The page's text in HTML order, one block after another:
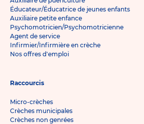
Éducateur/Éducatrice de jeunes enfants
Auxiliaire petite enfance
Psychomotricien/Psychomotricienne
Agent de service
Infirmier/Infirmière en crèche
Nos offres d'emploi
Raccourcis
Micro-crèches
Crèches municipales
Crèches non genrées